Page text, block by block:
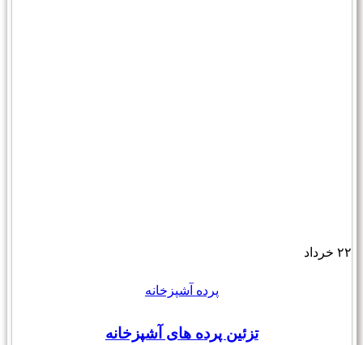
۲۲ خرداد
پرده آشپزخانه
تزئین پرده های آشپزخانه